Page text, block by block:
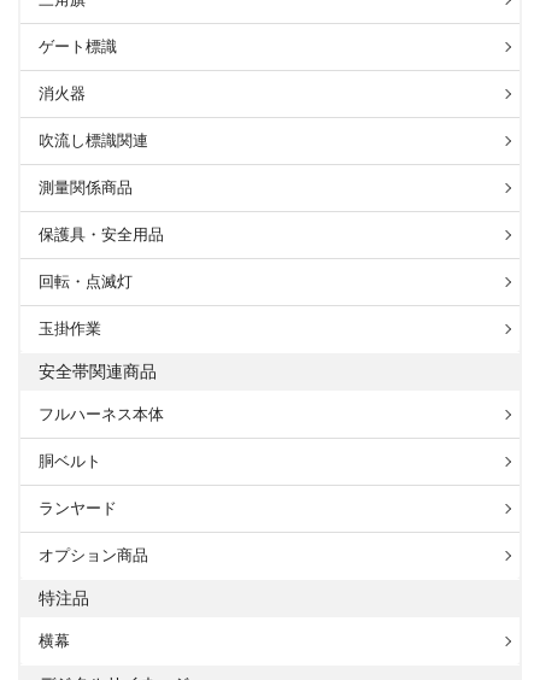
ゲート標識
消火器
吹流し標識関連
測量関係商品
保護具・安全用品
回転・点滅灯
玉掛作業
安全帯関連商品
フルハーネス本体
胴ベルト
ランヤード
オプション商品
特注品
横幕